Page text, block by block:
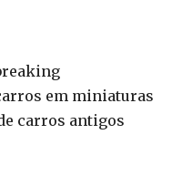
em miniaturas
carros antigos